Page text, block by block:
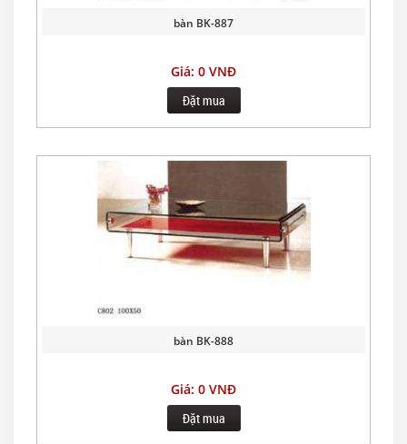
bàn BK-887
Giá: 0 VNĐ
Đặt mua
bàn BK-888
Giá: 0 VNĐ
Đặt mua